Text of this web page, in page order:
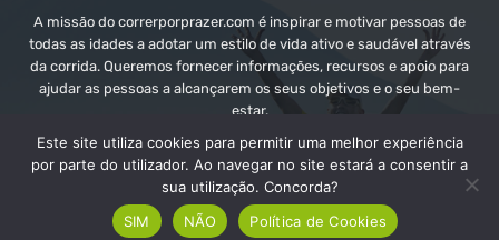
A missão do correrporprazer.com é inspirar e motivar pessoas de
todas as idades a adotar um estilo de vida ativo e saudável através
da corrida. Queremos fornecer informações, recursos e apoio para
ajudar as pessoas a alcançarem os seus objetivos e o seu bem-
estar.
Contate-nos:info@correrporprazer.com
Este site utiliza cookies para permitir uma melhor experiência
por parte do utilizador. Ao navegar no site estará a consentir a
sua utilização. Concorda?
SIM
NÃO Política de Cookies